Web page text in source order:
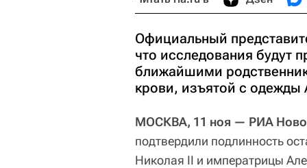
Официальный
что исследования будут
ближайшими
крови, изъятой с одежды
МОСКВА, 11 ноя — РИА
подтвердили подлинность
Николая II и императрицы